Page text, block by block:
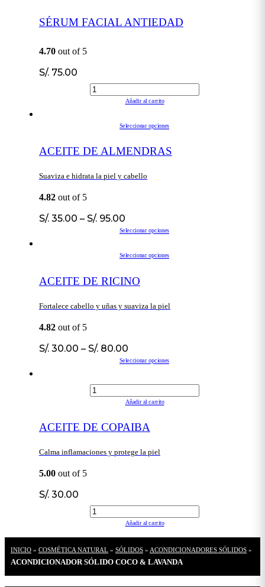
SÉRUM FACIAL ANTIEDAD
4.70out of 5
S/.75.00
Añadir al carrito
Seleccionar opciones
ACEITE DE ALMENDRAS
Suaviza e hidrata la piel y cabello
4.82out of 5
S/.35.00 – S/.95.00
Seleccionar opciones
Seleccionar opciones
ACEITE DE RICINO
Fortalece cabello y uñas y suaviza la piel
4.82out of 5
S/.30.00 – S/.80.00
Seleccionar opciones
Añadir al carrito
ACEITE DE COPAIBA
Calma inflamaciones y protege la piel
5.00out of 5
S/.30.00
Añadir al carrito
INICIO » COSMÉTICA NATURAL » SÓLIDOS » ACONDICIONADORES SÓLIDOS »
ACONDICIONADOR SÓLIDO COCO & LAVANDA